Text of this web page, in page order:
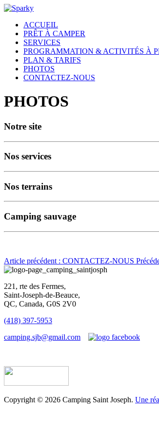
ACCUEIL
PRÊT À CAMPER
SERVICES
PROGRAMMATION & ACTIVITÉS À
PLAN & TARIFS
PHOTOS
CONTACTEZ-NOUS
PHOTOS
Notre site
Nos services
Nos terrains
Camping sauvage
Article précédent : CONTACTEZ-NOUS
221, rte des Fermes,
Saint-Joseph-de-Beauce,
QC, Canada, G0S 2V0
(418) 397-5953
camping.sjb@gmail.com
Copyright © 2026 Camping Saint Joseph. Une